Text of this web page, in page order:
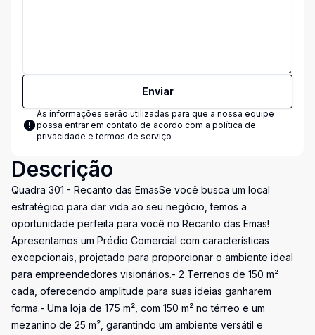
Enviar
As informações serão utilizadas para que a nossa equipe
possa entrar em contato de acordo com a política de
privacidade e termos de serviço
Descrição
Quadra 301 - Recanto das EmasSe você busca um local
estratégico para dar vida ao seu negócio, temos a
oportunidade perfeita para você no Recanto das Emas!
Apresentamos um Prédio Comercial com características
excepcionais, projetado para proporcionar o ambiente ideal
para empreendedores visionários.- 2 Terrenos de 150 m²
cada, oferecendo amplitude para suas ideias ganharem
forma.- Uma loja de 175 m², com 150 m² no térreo e um
mezanino de 25 m², garantindo um ambiente versátil e